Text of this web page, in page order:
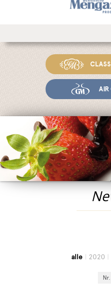
Produktkatalog
System und Qualität
Messen und Veranstaltungen
News
Egocalo
Mengazzoli TV
Kundenservice
AIR
alle 2020